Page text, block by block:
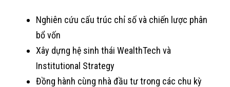
Nghiên cứu cấu trúc chỉ số và chiến lược phân
bổ vốn
Xây dựng hệ sinh thái WealthTech và
Institutional Strategy
Đồng hành cùng nhà đầu tư trong các chu kỳ